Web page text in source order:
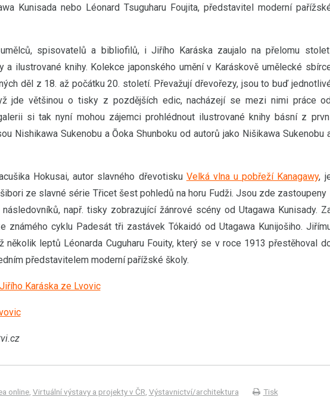
Kunisada nebo Léonard Tsuguharu Foujita, představitel moderní
spisovatelů a bibliofilů, i Jiřího Karáska zaujalo na přelomu
a ilustrované knihy. Kolekce japonského umění v Karáskově umělecké
děl z 18. až počátku 20. století. Převažují dřevořezy, jsou to buď
jde většinou o tisky z pozdějších edic, nacházejí se mezi nimi práce
si tak nyní mohou zájemci prohlédnout ilustrované knihy básní z
Nishikawa Sukenobu a Ōoka Shunboku od autorů jako Nišikawa Sukenobu
Hokusai, autor slavného dřevotisku Velká vlna u pobřeží Kanagawy,
ze slavné série Třicet šest pohledů na horu Fudži. Jsou zde zastoupeny
např. tisky zobrazující žánrové scény od Utagawa Kunisady.
cyklu Padesát tři zastávek Tókaidó od Utagawa Kunijošiho.
několik leptů Léonarda Cuguharu Fouity, který se v roce 1913 přestěhoval
představitelem moderní pařížské školy.
Karáska ze Lvovic
online, Virtuální výstavy a projekty v ČR Výstavnictví/architektura
Tisk